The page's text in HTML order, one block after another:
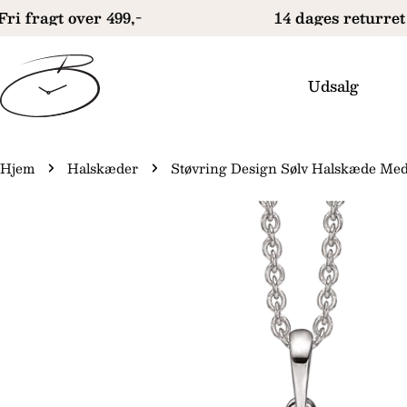
Gå
indhold
fragt over 499,- 14 dages returret
Udsalg
Hjem Halskæder Støvring Design Sølv Halskæde